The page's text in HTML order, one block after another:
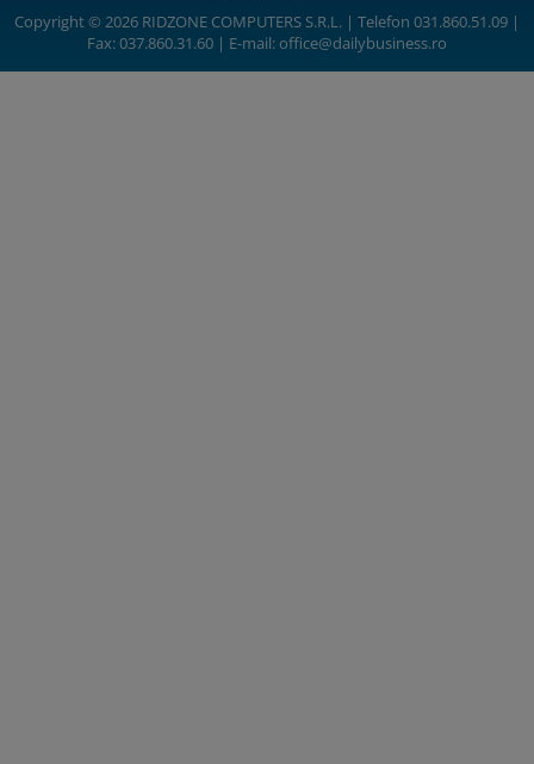
Copyright © 2026 RIDZONE COMPUTERS S.R.L. | Telefon 031.860.51.09 |
Fax: 037.860.31.60 | E-mail:office@dailybusiness.ro